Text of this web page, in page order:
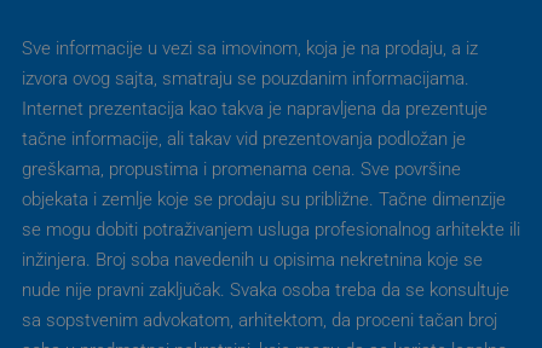
Sve informacije u vezi sa imovinom, koja je na prodaju, a iz
izvora ovog sajta, smatraju se pouzdanim informacijama.
Internet prezentacija kao takva je napravljena da prezentuje
tačne informacije, ali takav vid prezentovanja podložan je
greškama, propustima i promenama cena. Sve površine
objekata i zemlje koje se prodaju su približne. Tačne dimenzije
se mogu dobiti potraživanjem usluga profesionalnog arhitekte ili
inžinjera. Broj soba navedenih u opisima nekretnina koje se
nude nije pravni zaključak. Svaka osoba treba da se konsultuje
sa sopstvenim advokatom, arhitektom, da proceni tačan broj